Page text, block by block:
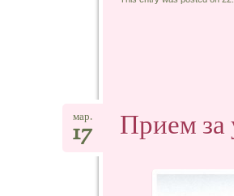
Прием за
мар.
17